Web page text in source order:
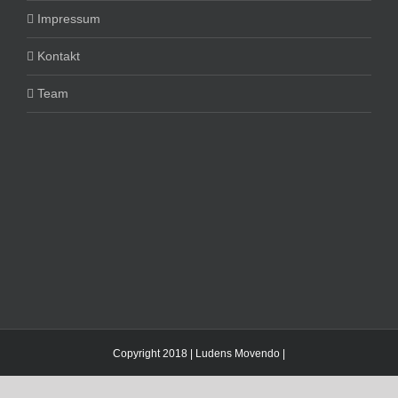
Impressum
Kontakt
Team
Copyright 2018 | Ludens Movendo |